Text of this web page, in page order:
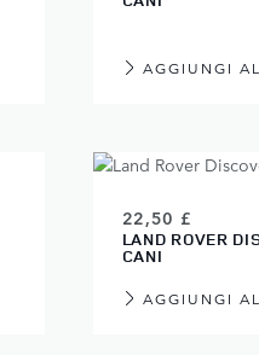
AGGIUNGI
22,50 £
LAND ROVER
CANI
AGGIUNGI